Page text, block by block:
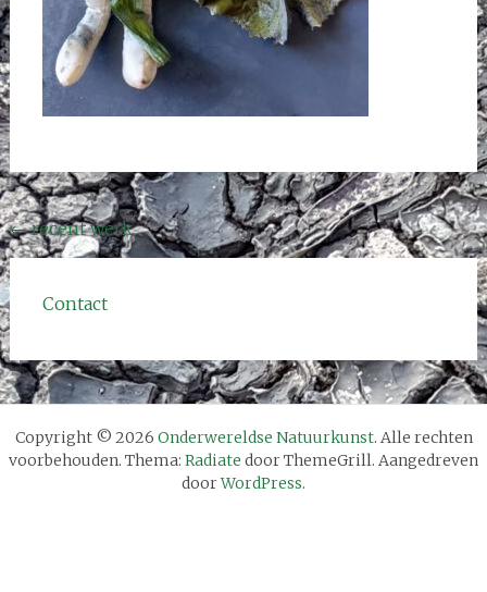
Bericht
navigatie
←recent werk
Contact
Copyright © 2026 Onderwereldse Natuurkunst. Alle rechten
voorbehouden. Thema: Radiate door ThemeGrill. Aangedreven
doorWordPress.